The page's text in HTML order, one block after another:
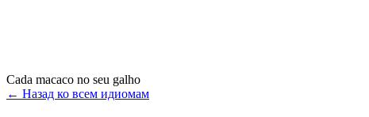
Cada macaco no seu galho
← Назад ко всем идиомам